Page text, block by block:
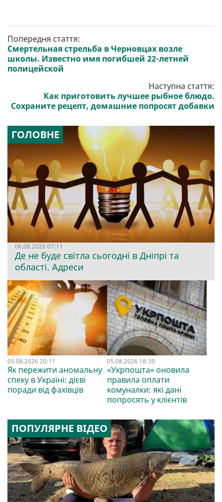
Попередня стаття:
Смертельная стрельба в Черновцах возле
школы. Известно имя погибшей 22-летней
полицейской
Наступна стаття:
Как приготовить лучшее рыбное блюдо.
Сохраните рецепт, домашние попросят добавки
ГОЛОВНЕ
06.08.2026 07:11
Де не буде світла сьогодні в Дніпрі та
області. Адреси
05.08.2026 20:11
Як пережити аномальну
спеку в Україні: дієві
поради від фахівців
05.08.2026 18:30
«Укрпошта» оновила
правила оплати
комуналки: які дані
попросять у клієнтів
ПОПУЛЯРНЕ ВІДЕО